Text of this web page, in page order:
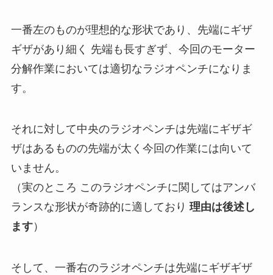
一番左のものが理想的な形状であり、先端にギザ
ギザがあり細く 先端も長すぎず、今回のモーター
分解作業においては適切なラジオペンチになりま
す。
それに対して中央のラジオペンチは先端にギザギ
ザはあるものの先端が太く今回の作業には向いて
いません。
（実のところ このラジオペンチに関してはアンバ
ランスな形状が奇跡的に適しており 理由は後述し
ます）
そして、一番右のラジオペンチは先端にギザギザ